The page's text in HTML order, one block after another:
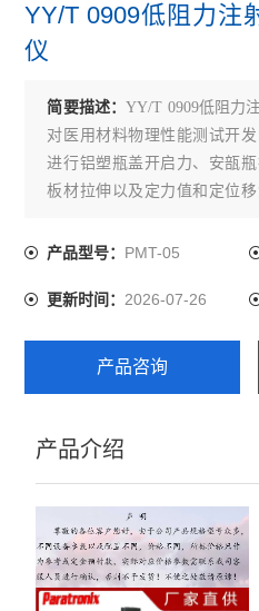
胶塞穿刺力测试仪
轴偏差（圆跳动）测试仪
医药包装撕拉力测试仪
YY/T 0909低阻力注
仪
简要描述：YY/T 0909低阻力
对医用材料物理性能测试开
进行铝塑瓶盖开启力、安瓿
板材拉伸以及定力值和定位
产品型号： PMT-05
更新时间：2026-07-26
产品咨询
产品介绍